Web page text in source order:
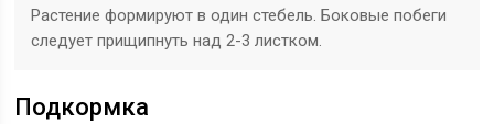
Растение формируют в один стебель. Боковые побеги
следует прищипнуть над 2-3 листком.
Подкормка